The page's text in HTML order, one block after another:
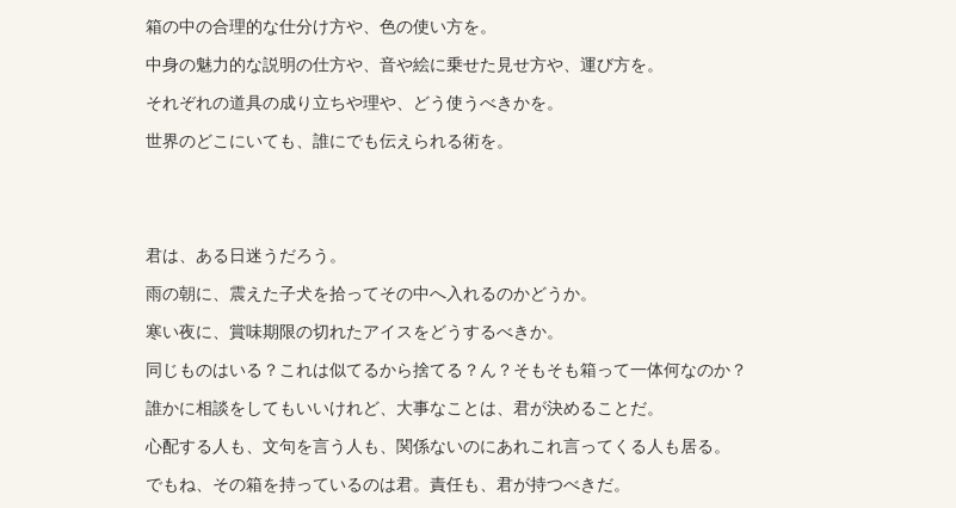
箱の中の合理的な仕分け方や、色の使い方を。
中身の魅力的な説明の仕方や、音や絵に乗せた見せ方や、運び方を。
それぞれの道具の成り立ちや理や、どう使うべきかを。
世界のどこにいても、誰にでも伝えられる術を。
君は、ある日迷うだろう。
雨の朝に、震えた子犬を拾ってその中へ入れるのかどうか。
寒い夜に、賞味期限の切れたアイスをどうするべきか。
同じものはいる？これは似てるから捨てる？ん？そもそも箱って一体何なのか？
誰かに相談をしてもいいけれど、大事なことは、君が決めることだ。
心配する人も、文句を言う人も、関係ないのにあれこれ言ってくる人も居る。
でもね、その箱を持っているのは君。責任も、君が持つべきだ。